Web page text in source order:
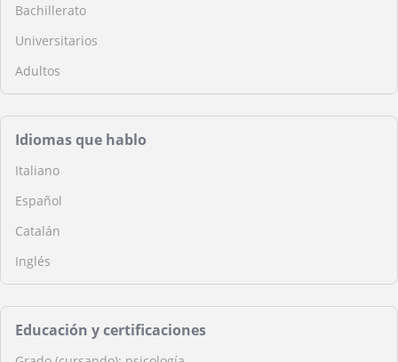
Bachillerato
Universitarios
Adultos
Idiomas que hablo
Italiano
Español
Catalán
Inglés
Educación y certificaciones